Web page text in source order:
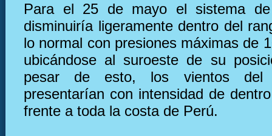
Para el 25 de mayo el sistema
disminuiría ligeramente dentro del
lo normal con presiones máximas de
ubicándose al suroeste de su
pesar de esto, los vientos del
presentarían con intensidad de
frente a toda la costa de Perú.